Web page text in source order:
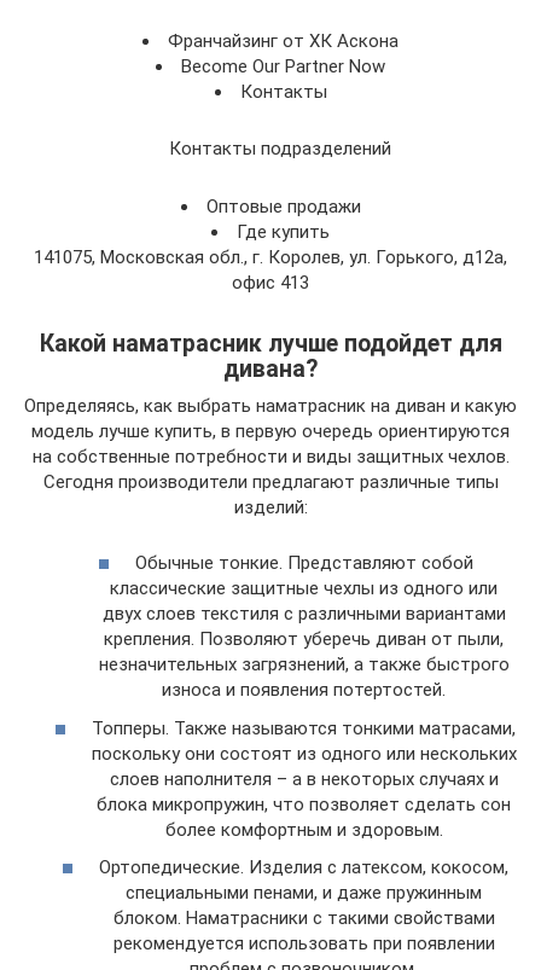
Франчайзинг от ХК Аскона
Become Our Partner Now
Контакты
Контакты подразделений
Оптовые продажи
Где купить
141075, Московская обл., г. Королев, ул. Горького, д12а,
офис 413
Какой наматрасник лучше подойдет для
дивана?
Определяясь, как выбрать наматрасник на диван и какую
модель лучше купить, в первую очередь ориентируются
на собственные потребности и виды защитных чехлов.
Сегодня производители предлагают различные типы
изделий:
Обычные тонкие. Представляют собой
классические защитные чехлы из одного или
двух слоев текстиля с различными вариантами
крепления. Позволяют уберечь диван от пыли,
незначительных загрязнений, а также быстрого
износа и появления потертостей.
Топперы. Также называются тонкими матрасами,
поскольку они состоят из одного или нескольких
слоев наполнителя – а в некоторых случаях и
блока микропружин, что позволяет сделать сон
более комфортным и здоровым.
Ортопедические. Изделия с латексом, кокосом,
специальными пенами, и даже пружинным
блоком. Наматрасники с такими свойствами
рекомендуется использовать при появлении